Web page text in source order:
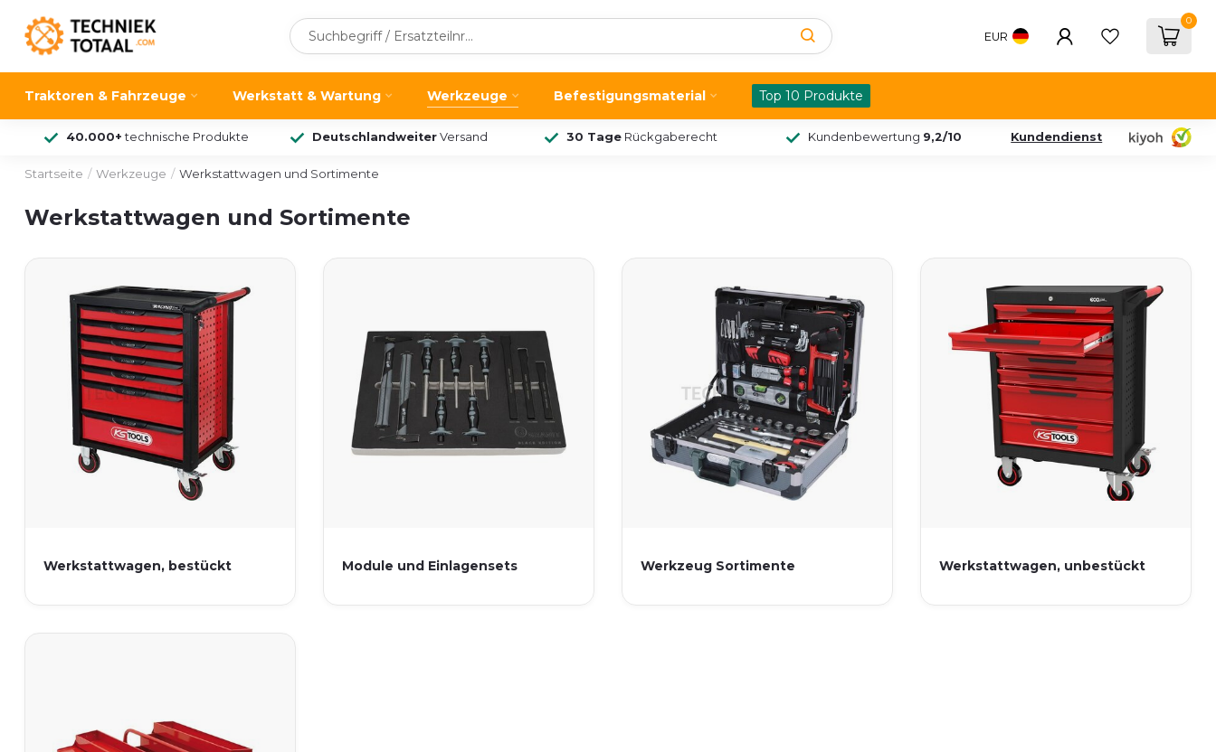
EUR
0
Traktoren & Fahrzeuge Werkstatt & Wartung Werkzeuge Befestigungsmaterial Top 10 Produkte
40.000+ technische Produkte DeutschlandweiterVersand 30 Tage Rückgaberecht Kundenbewertung 9,2/10 Kundendienst
Startseite / Werkzeuge / Werkstattwagen und Sortimente
Werkstattwagen und Sortimente
Werkstattwagen, bestückt Module und Einlagensets Werkzeug Sortimente Werkstattwagen, unbestückt